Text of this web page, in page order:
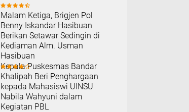
Malam Ketiga, Brigjen Pol
Benny Iskandar Hasibuan
Berikan Setawar Sedingin di
Kediaman Alm. Usman
Hasibuan
Kepala Puskesmas Bandar
Khalipah Beri Penghargaan
kepada Mahasiswi UINSU
Nabila Wahyuni dalam
Kegiatan PBL